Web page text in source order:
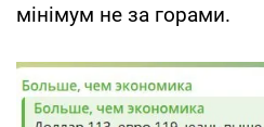
мінімум не за горами.